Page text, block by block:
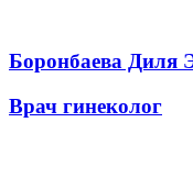
Боронбаева Диля
Врач гинеколог